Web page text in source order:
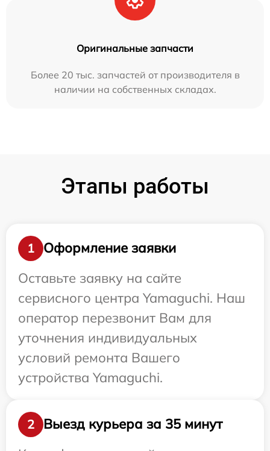
Оригинальные запчасти
Более 20 тыс. запчастей от производителя в
наличии на собственных складах.
Этапы работы
1
Оформление заявки
Оставьте заявку на сайте
сервисного центра Yamaguchi. Наш
оператор перезвонит Вам для
уточнения индивидуальных
условий ремонта Вашего
устройства Yamaguchi.
2
Выезд курьера за 35 минут